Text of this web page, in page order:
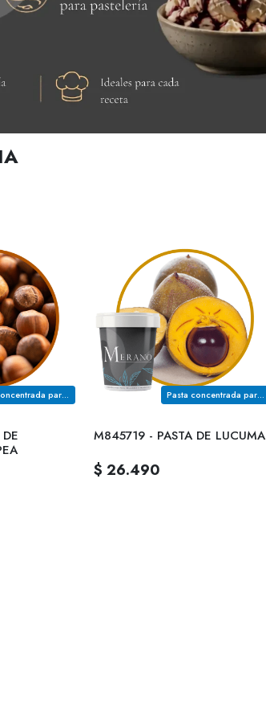
Pasta concentrada para rellenos en pastelería fina Pasta concentrada para rellenos en pastelería fina
M845719 - PASTA DE LUCUMA
$ 26.490